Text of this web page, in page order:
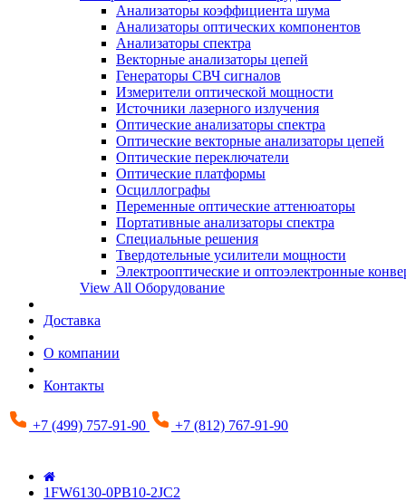
Анализаторы коэффициента шума
Анализаторы оптических компонентов
Анализаторы спектра
Векторные анализаторы цепей
Генераторы СВЧ сигналов
Измерители оптической мощности
Источники лазерного излучения
Оптические анализаторы спектра
Оптические векторные анализаторы цепей
Оптические переключатели
Оптические платформы
Осциллографы
Переменные оптические аттенюаторы
Портативные анализаторы спектра
Специальные решения
Твердотельные усилители мощности
Электрооптические и оптоэлектронные
View All Оборудование
Доставка
О компании
Контакты
+7 (499) 757-91-90 +7 (812) 767-91-90
1FW6130-0PB10-2JC2